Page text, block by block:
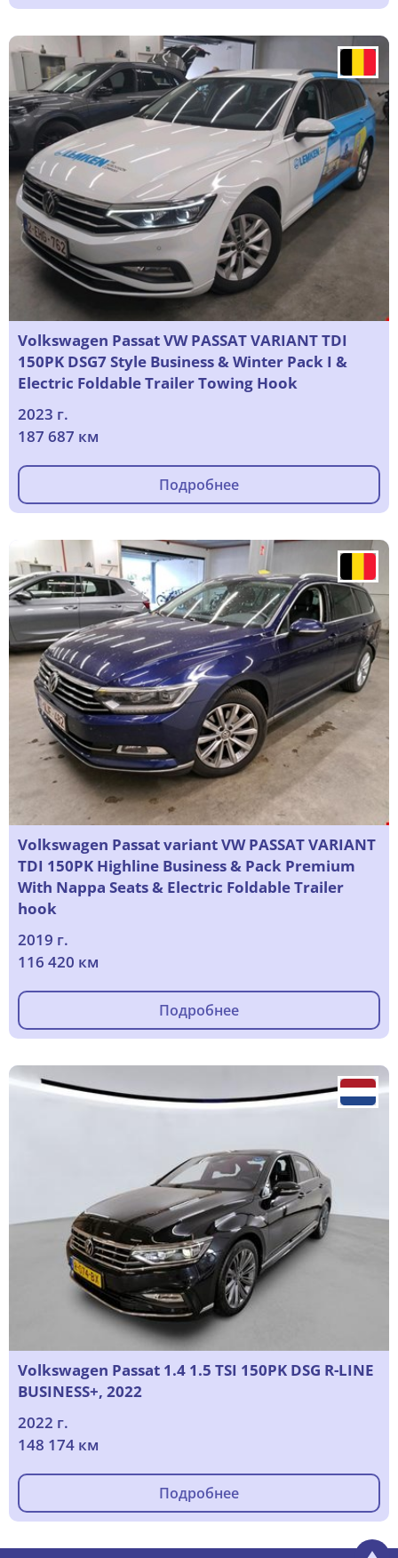
Volkswagen Passat VW PASSAT VARIANT TDI
150PK DSG7 Style Business & Winter Pack I &
Electric Foldable Trailer Towing Hook
2023 г.
187 687 км
Подробнее
Volkswagen Passat variant VW PASSAT VARIANT
TDI 150PK Highline Business & Pack Premium
With Nappa Seats & Electric Foldable Trailer
hook
2019 г.
116 420 км
Подробнее
Volkswagen Passat 1.4 1.5 TSI 150PK DSG R-LINE
BUSINESS+, 2022
2022 г.
148 174 км
Подробнее